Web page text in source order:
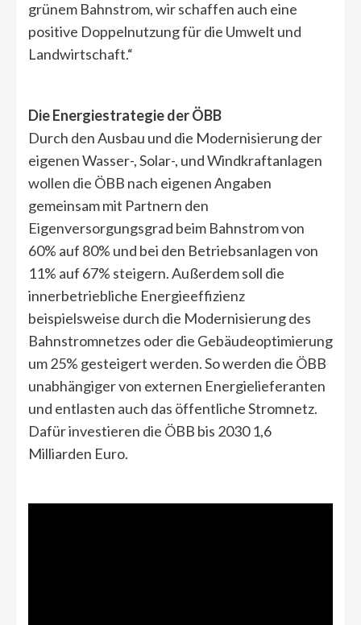
grünem Bahnstrom, wir schaffen auch eine
positive Doppelnutzung für die Umwelt und
Landwirtschaft.“
Die Energiestrategie der ÖBB
Durch den Ausbau und die Modernisierung der
eigenen Wasser-, Solar-, und Windkraftanlagen
wollen die ÖBB nach eigenen Angaben
gemeinsam mit Partnern den
Eigenversorgungsgrad beim Bahnstrom von
60% auf 80% und bei den Betriebsanlagen von
11% auf 67% steigern. Außerdem soll die
innerbetriebliche Energieeffizienz
beispielsweise durch die Modernisierung des
Bahnstromnetzes oder die Gebäudeoptimierung
um 25% gesteigert werden. So werden die ÖBB
unabhängiger von externen Energielieferanten
und entlasten auch das öffentliche Stromnetz.
Dafür investieren die ÖBB bis 2030 1,6
Milliarden Euro.